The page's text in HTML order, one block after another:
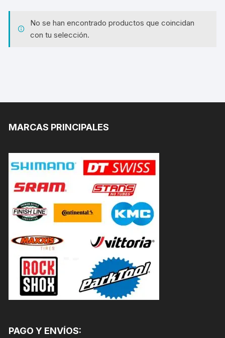
No se han encontrado productos que coincidan
con tu selección.
MARCAS PRINCIPALES
PAGO Y ENVÍOS: